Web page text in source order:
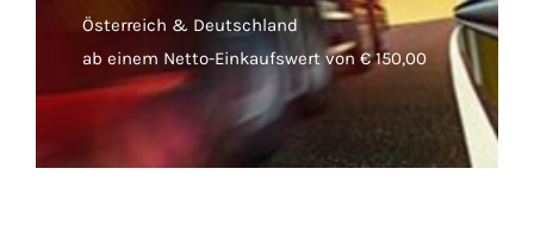
Österreich & Deutschland
ab einem Netto-Einkaufswert von € 150,00